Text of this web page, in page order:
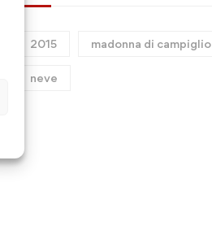
2015 madonna di campiglio
neve